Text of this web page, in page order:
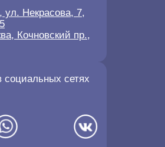
сетях
ул. Некрасова, 7,
Кочновский пр.,